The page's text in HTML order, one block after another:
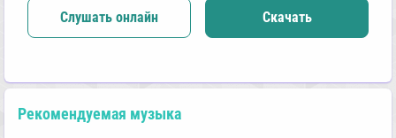
Слушать онлайн Скачать
Рекомендуемая музыка